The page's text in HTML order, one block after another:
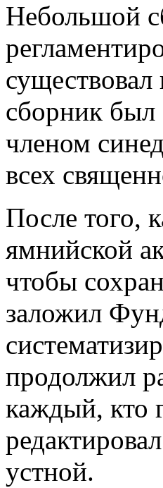
Небольшой
сборник был
членом
всех
После того,
ямнийской
чтобы
заложил
продолжил
каждый, кто
устной.